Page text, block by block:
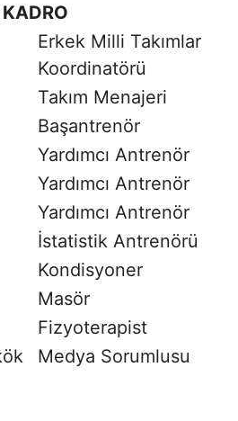
Erkek Milli Takımlar
Koordinatörü
Takım Menajeri
Başantrenör
Yardımcı Antrenör
Yardımcı Antrenör
Yardımcı Antrenör
İstatistik Antrenörü
Kondisyoner
Masör
Fizyoterapist
Medya Sorumlusu